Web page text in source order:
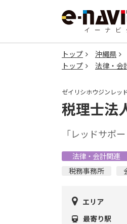
トップ 沖縄県
トップ
法律・会
ゼイリシホウジンレッ
税理士法
「レッドサポ
法律・会計関連
税務事務所
エリア
最寄り駅